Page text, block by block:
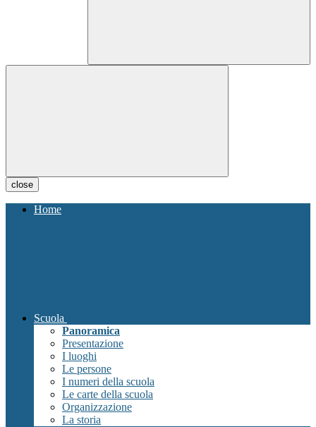
close
Home
Scuola
Panoramica
Presentazione
I luoghi
Le persone
I numeri della scuola
Le carte della scuola
Organizzazione
La storia